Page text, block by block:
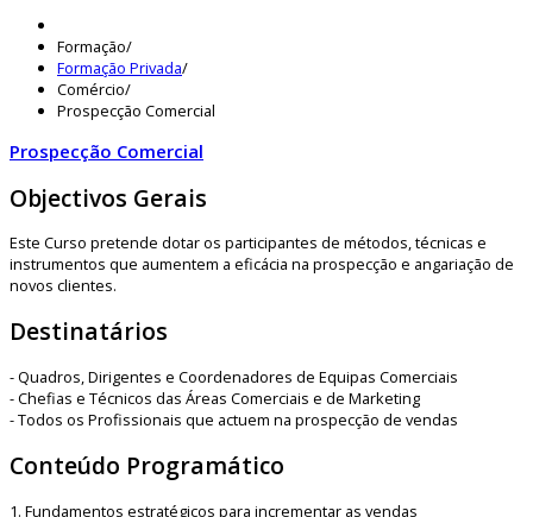
Formação/
Formação Privada/
Comércio/
Prospecção Comercial
Prospecção Comercial
Objectivos Gerais
Este Curso pretende dotar os participantes de métodos, técnicas e
instrumentos que aumentem a eficácia na prospecção e angariação de
novos clientes.
Destinatários
- Quadros, Dirigentes e Coordenadores de Equipas Comerciais
- Chefias e Técnicos das Áreas Comerciais e de Marketing
- Todos os Profissionais que actuem na prospecção de vendas
Conteúdo Programático
1. Fundamentos estratégicos para incrementar as vendas